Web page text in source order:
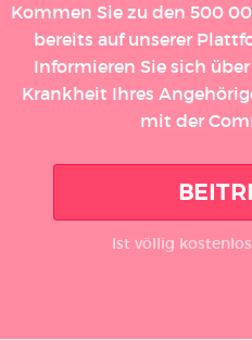
Kommen Sie zu den 500
bereits auf unserer
Informieren Sie sich
Krankheit Ihres
mit der
Ist völlig